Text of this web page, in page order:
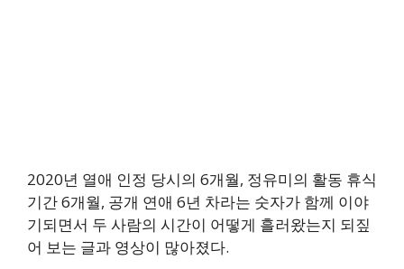
2020년 열애 인정 당시의 6개월, 정유미의 활동 휴식
기간 6개월, 공개 연애 6년 차라는 숫자가 함께 이야
기되면서 두 사람의 시간이 어떻게 흘러왔는지 되짚
어 보는 글과 영상이 많아졌다.